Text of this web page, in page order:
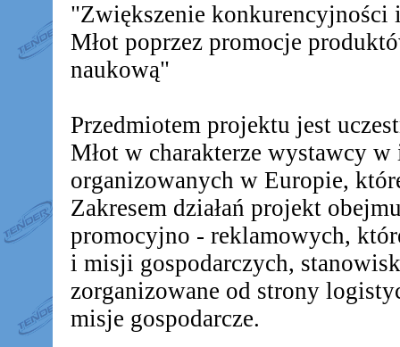
"Zwiększenie
Młot poprzez promocje
naukową"
Przedmiotem projektu jest
Młot w charakterze wystawcy
organizowanych w Europie,
Zakresem działań projekt
promocyjno - reklamowych,
i misji gospodarczych,
zorganizowane od strony
misje gospodarcze.